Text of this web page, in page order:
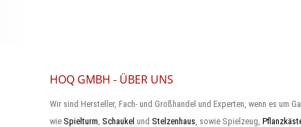
HOQ GMBH - ÜBER UNS
Wir sind Hersteller, Fach- und Großhandel und Experten, wenn es um
wie Spielturm Schaukel und Stelzenhaus , sowie Spielzeug,